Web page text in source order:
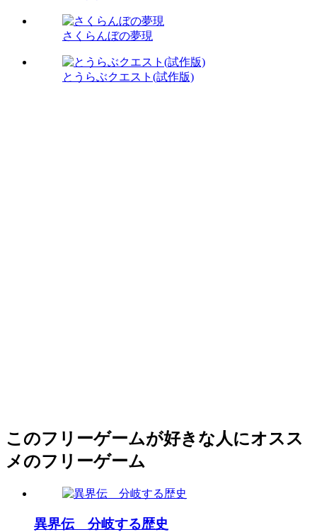
さくらんぼの夢現
とうらぶクエスト(試作版)
このフリーゲームが好きな人にオスス
メのフリーゲーム
異界伝 分岐する歴史